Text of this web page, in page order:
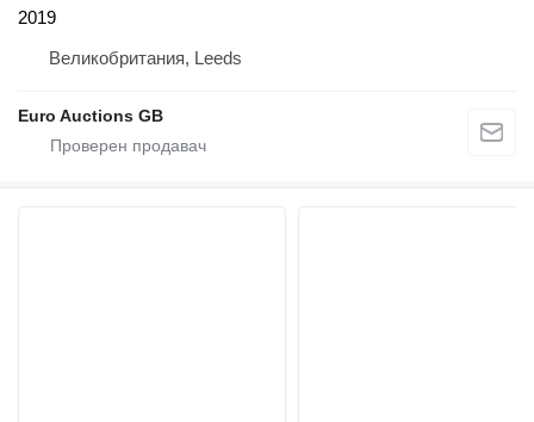
2019
Великобритания, Leeds
Euro Auctions GB